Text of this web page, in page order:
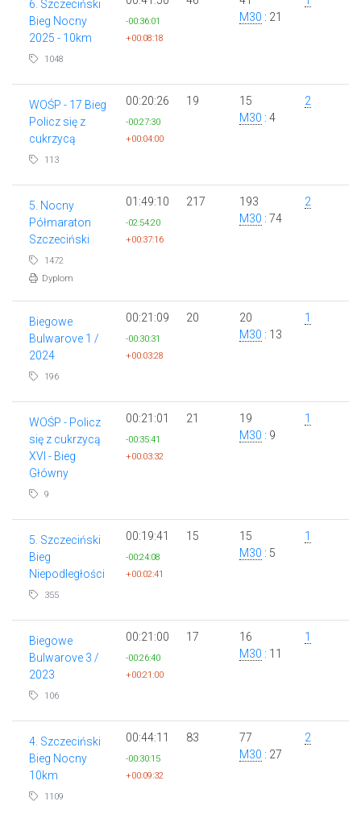
6. Szczeciński
Bieg Nocny
2025 - 10km
1048
-00:36:01
+00:08:18
M30 : 21
WOŚP - 17 Bieg
Policz się z
cukrzycą
113
00:20:26
-00:27:30
+00:04:00
19
15
M30 : 4
2
5. Nocny
Półmaraton
Szczeciński
1472
Dyplom
01:49:10
-02:54:20
+00:37:16
217
193
M30 : 74
2
Biegowe
Bulwarove 1 /
2024
196
00:21:09
-00:30:31
+00:03:28
20
20
M30 : 13
1
WOŚP - Policz
się z cukrzycą
XVI - Bieg
Główny
9
00:21:01
-00:35:41
+00:03:32
21
19
M30 : 9
1
5. Szczeciński
Bieg
Niepodległości
355
00:19:41
-00:24:08
+00:02:41
15
15
M30 : 5
1
Biegowe
Bulwarove 3 /
2023
106
00:21:00
-00:26:40
+00:21:00
17
16
M30 : 11
1
4. Szczeciński
Bieg Nocny
10km
1109
00:44:11
-00:30:15
+00:09:32
83
77
M30 : 27
2